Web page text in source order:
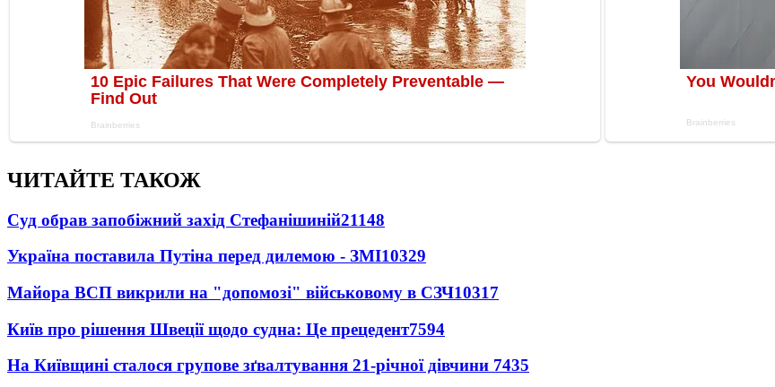
ЧИТАЙТЕ ТАКОЖ
Суд обрав запобіжний захід Стефанішиній21148
Україна поставила Путіна перед дилемою - ЗМІ10329
Майора ВСП викрили на "допомозі" військовому в СЗЧ10317
Київ про рішення Швеції щодо судна: Це прецедент7594
На Київщині сталося групове зґвалтування 21-річної дівчини 7435